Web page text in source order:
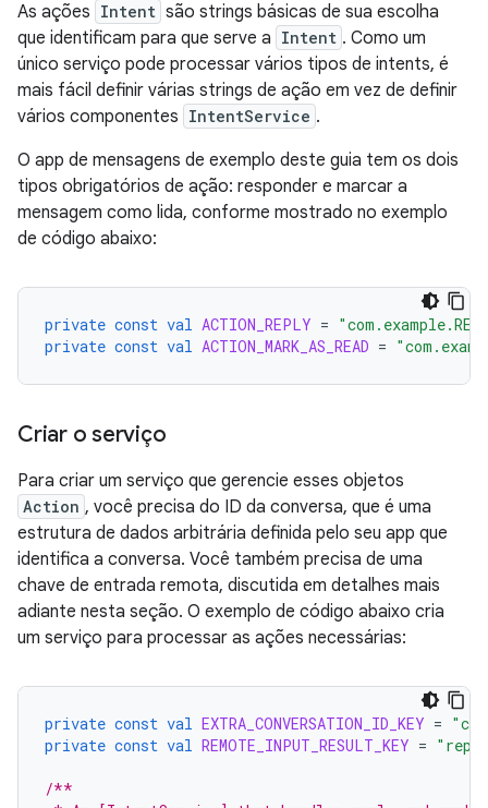
As ações Intent são strings básicas de sua escolha
que identificam para que serve a Intent . Como um
único serviço pode processar vários tipos de intents, é
mais fácil definir várias strings de ação em vez de definir
vários componentes IntentService .
O app de mensagens de exemplo deste guia tem os dois
tipos obrigatórios de ação: responder e marcar a
mensagem como lida, conforme mostrado no exemplo
de código abaixo:
private const val ACTION_REPLY =
private const val ACTION_MARK_AS_READ =
Criar o serviço
Para criar um serviço que gerencie esses objetos
Action , você precisa do ID da conversa, que é uma
estrutura de dados arbitrária definida pelo seu app que
identifica a conversa. Você também precisa de uma
chave de entrada remota, discutida em detalhes mais
adiante nesta seção. O exemplo de código abaixo cria
um serviço para processar as ações necessárias:
private const val EXTRA_CONVERSATION_ID_KEY =
private const val REMOTE_INPUT_RESULT_KEY =
/**